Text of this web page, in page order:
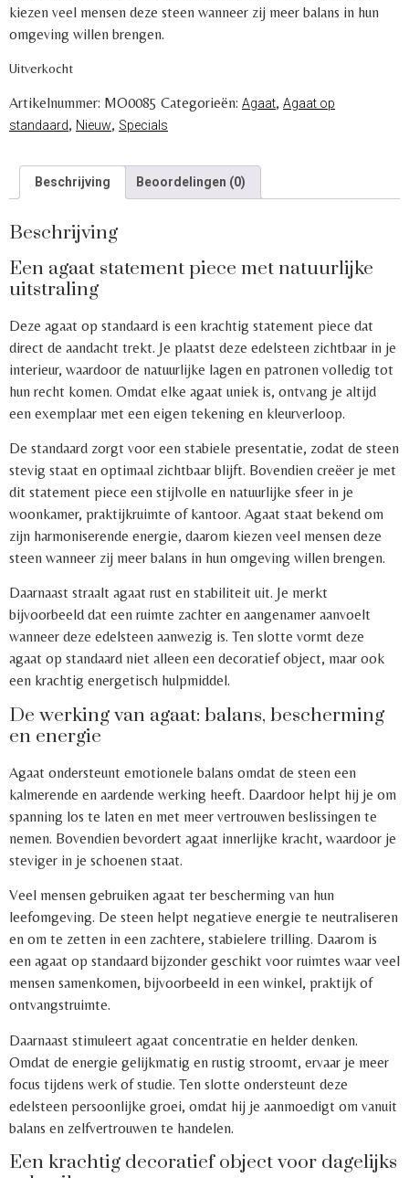
kiezen veel mensen deze steen wanneer zij meer balans in hun
omgeving willen brengen.
Uitverkocht
Artikelnummer: MO0085 Categorieën: Agaat, Agaat op
standaard, Nieuw, Specials
Beschrijving Beoordelingen (0)
Beschrijving
Een agaat statement piece met natuurlijke
uitstraling
Deze agaat op standaard is een krachtig statement piece dat
direct de aandacht trekt. Je plaatst deze edelsteen zichtbaar in je
interieur, waardoor de natuurlijke lagen en patronen volledig tot
hun recht komen. Omdat elke agaat uniek is, ontvang je altijd
een exemplaar met een eigen tekening en kleurverloop.
De standaard zorgt voor een stabiele presentatie, zodat de steen
stevig staat en optimaal zichtbaar blijft. Bovendien creëer je met
dit statement piece een stijlvolle en natuurlijke sfeer in je
woonkamer, praktijkruimte of kantoor. Agaat staat bekend om
zijn harmoniserende energie, daarom kiezen veel mensen deze
steen wanneer zij meer balans in hun omgeving willen brengen.
Daarnaast straalt agaat rust en stabiliteit uit. Je merkt
bijvoorbeeld dat een ruimte zachter en aangenamer aanvoelt
wanneer deze edelsteen aanwezig is. Ten slotte vormt deze
agaat op standaard niet alleen een decoratief object, maar ook
een krachtig energetisch hulpmiddel.
De werking van agaat: balans, bescherming
en energie
Agaat ondersteunt emotionele balans omdat de steen een
kalmerende en aardende werking heeft. Daardoor helpt hij je om
spanning los te laten en met meer vertrouwen beslissingen te
nemen. Bovendien bevordert agaat innerlijke kracht, waardoor je
steviger in je schoenen staat.
Veel mensen gebruiken agaat ter bescherming van hun
leefomgeving. De steen helpt negatieve energie te neutraliseren
en om te zetten in een zachtere, stabielere trilling. Daarom is
een agaat op standaard bijzonder geschikt voor ruimtes waar veel
mensen samenkomen, bijvoorbeeld in een winkel, praktijk of
ontvangstruimte.
Daarnaast stimuleert agaat concentratie en helder denken.
Omdat de energie gelijkmatig en rustig stroomt, ervaar je meer
focus tijdens werk of studie. Ten slotte ondersteunt deze
edelsteen persoonlijke groei, omdat hij je aanmoedigt om vanuit
balans en zelfvertrouwen te handelen.
Een krachtig decoratief object voor dagelijks